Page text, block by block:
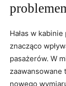
Hałas‌ w
‌znacząco
pasażerów. W
‌nowego